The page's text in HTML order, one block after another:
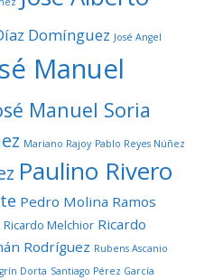
Domínguez José Angel
Manuel
Manuel Soria
Mariano Rajoy Pablo Reyes Núñez
Paulino Rivero
Pedro Molina Ramos
Ricardo Melchior Ricardo
Rodríguez Rubens Ascanio
Dorta Santiago Pérez García